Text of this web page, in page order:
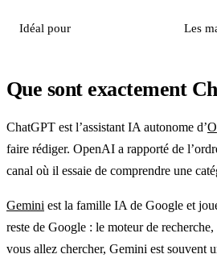
Idéal pour Les
Que sont exactement
ChatGPT est l’assistant IA autonome d’
faire rédiger. OpenAI a rapporté de
canal où il essaie de comprendre une
Gemini est la famille IA de Google et
reste de Google : le moteur de
vous allez chercher, Gemini est souvent